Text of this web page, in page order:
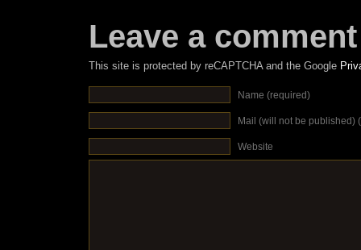
Leave a comment
This site is protected by reCAPTCHA and the Google
Name (required)
Mail (will not be published)
Website